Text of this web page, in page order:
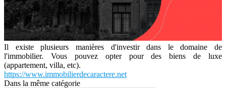
Il existe plusieurs manières d'investir dans le domaine de
l'immobilier. Vous pouvez opter pour des biens de luxe
(appartement, villa, etc).
https://www.immobilierdecaractere.net
Dans la même catégorie